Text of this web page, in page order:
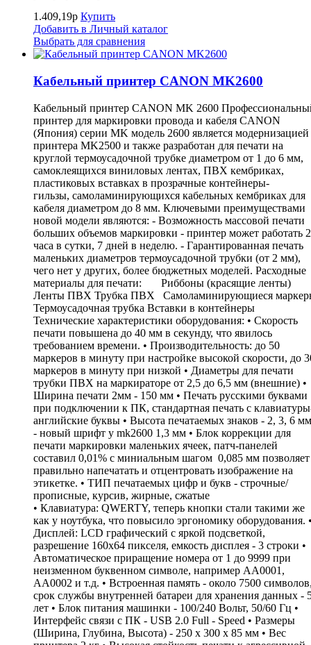
1.409,19р Купить
Добавить в Личный каталог
Выбрать для сравнения
Кабельный принтер CANON MK2600
Кабельный принтер CANON MK 2600
принтер для маркировки провода и кабеля CANON
(Япония) серии MK модель 2600 является модернизацией
принтера MK2500 и также разработан для печати на
круглой термоусадочной трубке диаметром от 1 до 6 мм,
самоклеящихся виниловых лентах, ПВХ кембриках,
пластиковых вставках в прозрачные контейнеры-
гильзы, cамоламинирующихся кабельных кембриках для
кабеля диаметром до 8 мм. Ключевыми преимуществами
новой модели являются: - Возможность массовой печати
больших объемов маркировки - принтер может работать
часа в сутки, 7 дней в неделю. - Гарантированная печать
маленьких диаметров термоусадочной трубки (от 2 мм),
чего нет у других, более бюджетных моделей. Расходные
материалы для печати: Риббоны (красящие ленты)
Ленты ПВХ Трубка ПВХ Самоламинирующиеся
Термоусадочная трубка Вставки в контейнеры
Технические характеристики оборудования: • Скорость
печати повышена до 40 мм в секунду, что явилось
требованием времени. • Производительность: до 50
маркеров в минуту при настройке высокой скорости, до
маркеров в минуту при низкой • Диаметры для печати
трубки ПВХ на маркираторе от 2,5 до 6,5 мм (внешние) •
Ширина печати 2мм - 150 мм • Печать русскими буквами
при подключении к ПК, стандартная печать с
английские буквы • Высота печатаемых знаков - 2, 3, 6 мм
- новый шрифт у mk2600 1,3 мм • Блок коррекции для
печати маркировки маленьких ячеек, патч-панелей
составил 0,01% с миниальным шагом 0,085 мм позволяет
правильно напечатать и отцентровать изображение на
этикетке. • ТИП печатаемых цифр и букв - строчные/
прописные, курсив, жирные, сжатые
• Клавиатура: QWERTY, теперь кнопки стали такими же
как у ноутбука, что повысило эргономику оборудования.
Дисплей: LCD графический c яркой подсветкой,
разрешение 160х64 пикселя, емкость дисплея - 3 строки •
Автоматическое приращение номера от 1 до 9999 при
неизменном буквенном символе, например АА0001,
АА0002 и т.д. • Встроенная память - около 7500
срок службы внутренней батареи для хранения данных -
лет • Блок питания машинки - 100/240 Вольт, 50/60 Гц •
Интерфейс связи с ПК - USB 2.0 Full - Speed • Размеры
(Ширина, Глубина, Высота) - 250 х 300 х 85 мм • Вес